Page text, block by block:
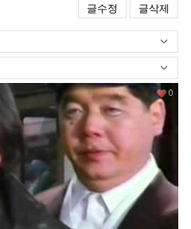
글수정 글삭제
0